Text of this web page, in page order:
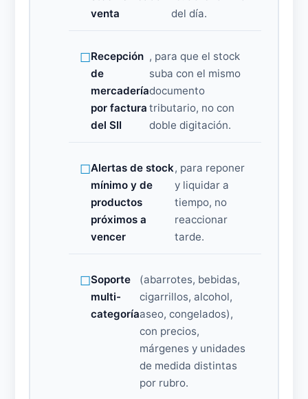
venta
del día.
Recepción
de
mercadería
por factura
del SII
, para que el stock
suba con el mismo
documento
tributario, no con
doble digitación.
Alertas de stock
mínimo y de
productos
próximos a
vencer
, para reponer
y liquidar a
tiempo, no
reaccionar
tarde.
Soporte
multi-
categoría
(abarrotes, bebidas,
cigarrillos, alcohol,
aseo, congelados),
con precios,
márgenes y unidades
de medida distintas
por rubro.